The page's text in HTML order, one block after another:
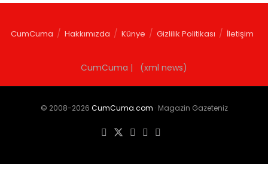
CumCuma Hakkımızda Künye Gizlilik Politikası İletişim
CumCuma | (xml news)
© 2008-2026 CumCuma.com · Magazin Gazeteniz